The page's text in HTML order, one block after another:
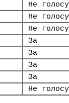
Не
Не
Не
За
За
За
За
Не